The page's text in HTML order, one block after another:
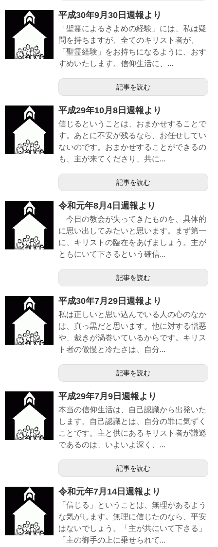
平成30年9月30日週報より
「聖霊によるきよめの経験」には、私は疑
問を持ちますが、全てのキリスト者が、
「聖霊経験」をお持ちになるように、おす
すめいたします。信仰生活に、...
記事を読む
平成29年10月8日週報より
信じるということは、おまかせすることで
す。あとに不安が残るなら、お任せしてい
ないのです。おまかせすることができるの
も、主が来てくださり、共に...
記事を読む
令和元年8月4日週報より
今日の教会が失ってきたものを、具体的
に思い出してみたいと思います。まず第一
に、キリストの臨在をあげましょう。主が
ともにいて下さるという確信...
記事を読む
平成30年7月29日週報より
私は正しいと思い込んでいる人の心のなか
は、真っ黒だと思います。他に対する憎悪
や、裁きが渦巻いているからです。キリス
ト者の傲慢と冷たさは、自分...
記事を読む
平成29年7月9日週報より
本当の信仰生活は、自己認識から出発いた
します。自己認識とは、自分の罪に気ずく
ことです。主と供にあるキリスト者が謙遜
であるのは、いよいよ深く、...
記事を読む
令和元年7月14日週報より
「信じる」ということは、無理があるよう
な気がします。無理に信じたのなら、平安
はないでしょう。「主が共にいて下さる」
「主の御手の上に乗せられて...